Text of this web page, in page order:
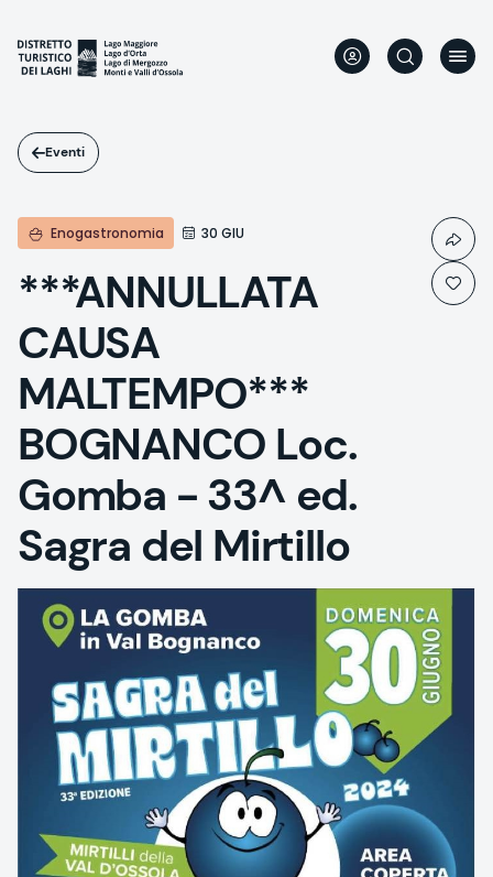
contenuto
principale
Eventi
Enogastronomia 30 GIU
***ANNULLATA
CAUSA
MALTEMPO***
BOGNANCO Loc.
Gomba - 33^ ed.
Sagra del Mirtillo